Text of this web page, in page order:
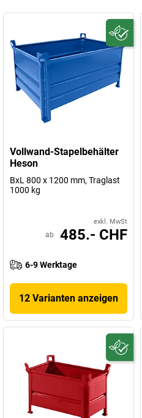
Vollwand-Stapelbehälter
Heson
BxL 800 x 1200 mm, Traglast
1000 kg
exkl. MwSt
ab 485.- CHF
6-9 Werktage
12 Varianten anzeigen